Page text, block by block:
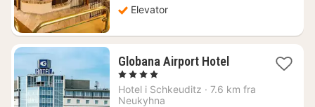
Elevator
Globana Airport Hotel1
fra
, 4 Stjerner
Hotel i Schkeuditz · 7.6 km fra
Neukyhna